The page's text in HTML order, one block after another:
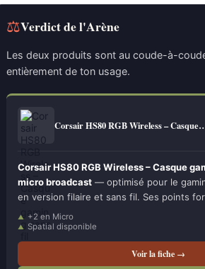
⚖Verdict de l'Arène
Les deux produits sont au coude-à-
entièrement de ton usage.
Corsair HS80 RGB Wireless –
Corsair HS80 RGB Wireless – Casque
micro broadcast — optimisé pour le
en version filaire et sans fil. Ses points
+2 en Micro
Spatial disponible
Voir la fiche →